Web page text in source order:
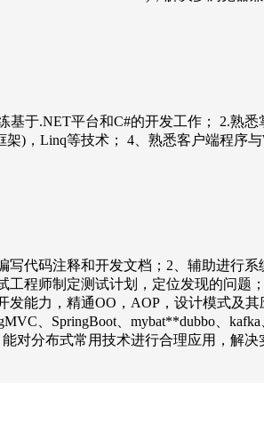
基于.NET平台和C#的开发工作； 2.熟
架)，Linq等技术； 4、熟悉客户端程序
写代码注释和开发文档；2、辅助进行
工程师制定测试计划，定位发现的问题
发能力，精通OO，AOP，设计模式及
、SpringBoot、mybat**dubbo、
对分布式常用技术进行合理应用，解